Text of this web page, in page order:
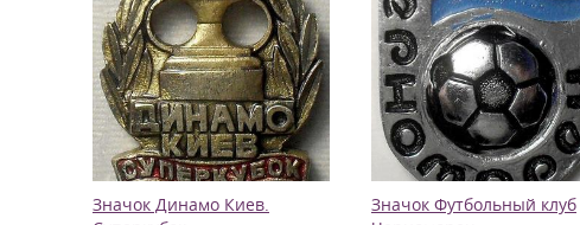
Значок Динамо Киев.
Значок Футбольный клуб